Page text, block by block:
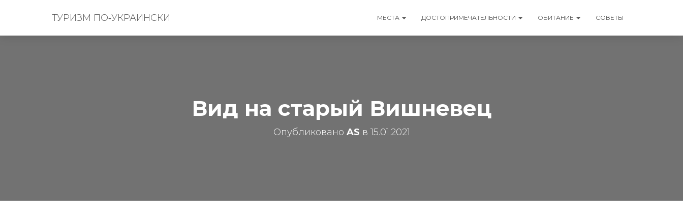
ТУРИЗМ ПО‑УКРАИНСКИ МЕСТА ДОСТОПРИМЕЧАТЕЛЬНОСТИ ОБИТАНИЕ СОВЕТЫ
Вид на старый Вишневец
Опубликовано AS в 15.01.2021